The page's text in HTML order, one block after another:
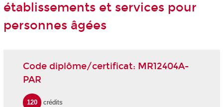
établissements et services pour
personnes âgées
Code diplôme/certificat: MR12404A-
PAR
120 crédits